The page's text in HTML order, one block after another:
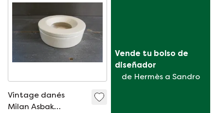
Vintage danés
Milan Asbak
Vende tu bolso de
diseñador
de Hermès a Sandro